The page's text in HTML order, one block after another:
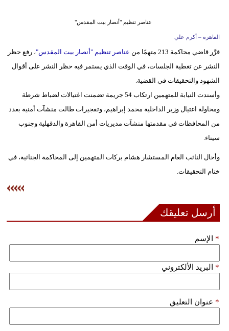
علوم
وتكنولوجيا
مدوَّنات
فيديو
عناصر تنظيم "أنصار بيت المقدس"
القاهرة – أكرم علي
قرَّر قاضي محاكمة 213 متهمًا من عناصر تنظيم "أنصار بيت المقدس"، رفع حظر
النشر عن تغطية الجلسات، في الوقت الذي يستمر فيه حظر النشر على أقوال
الشهود والتحقيقات في القضية.
وأسندت النيابة للمتهمين ارتكاب 54 جريمة تضمنت اغتيالات لضباط شرطة
ومحاولة اغتيال وزير الداخلية محمد إبراهيم، وتفجيرات طالت منشآت أمنية بعدد
من المحافظات في مقدمتها منشآت مديريات أمن القاهرة والدقهلية وجنوب
سيناء.
وأحال النائب العام المستشار هشام بركات المتهمين إلى المحاكمة الجنائية، في
ختام التحقيقات.
أرسل تعليقك
الإسم *
البريد الألكتروني *
عنوان التعليق *